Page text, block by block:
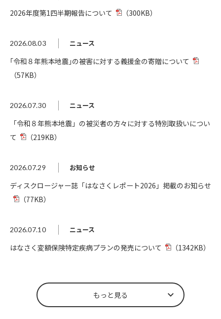
2026年度第1四半期報告について （300KB）
2026.08.03 ニュース
｢令和８年熊本地震｣の被害に対する義援金の寄贈について
（57KB）
2026.07.30 ニュース
「令和８年熊本地震」の被災者の方々に対する特別取扱いについ
て
（219KB）
2026.07.29 お知らせ
ディスクロージャー誌「はなさくレポート2026」掲載のお知らせ
（77KB）
2026.07.10 ニュース
はなさく変額保険特定疾病プランの発売について （1342KB）
もっと見る